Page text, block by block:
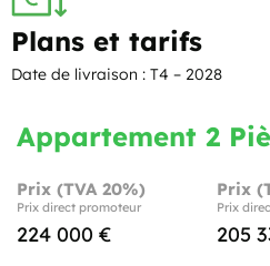
Plans et tarifs
Date de livraison : T4 – 2028
Appartement 2
Prix (TVA 20%)
Prix direct promoteur
224 000 €
Prix
Prix
205